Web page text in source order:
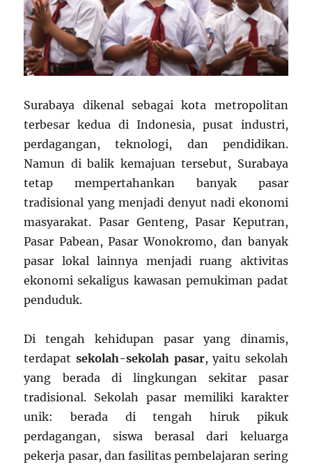
Surabaya dikenal sebagai kota metropolitan
terbesar kedua di Indonesia, pusat industri,
perdagangan, teknologi, dan pendidikan.
Namun di balik kemajuan tersebut, Surabaya
tetap mempertahankan banyak pasar
tradisional yang menjadi denyut nadi ekonomi
masyarakat. Pasar Genteng, Pasar Keputran,
Pasar Pabean, Pasar Wonokromo, dan banyak
pasar lokal lainnya menjadi ruang aktivitas
ekonomi sekaligus kawasan pemukiman padat
penduduk.
Di tengah kehidupan pasar yang dinamis,
terdapat sekolah-sekolah pasar, yaitu sekolah
yang berada di lingkungan sekitar pasar
tradisional. Sekolah pasar memiliki karakter
unik: berada di tengah hiruk pikuk
perdagangan, siswa berasal dari keluarga
pekerja pasar, dan fasilitas pembelajaran sering